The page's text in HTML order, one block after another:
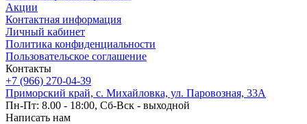
Акции
Контактная информация
Личный кабинет
Политика конфиденциальности
Пользовательское соглашение
Контакты
+7 (966) 270-04-39
Приморский край, с. Михайловка, ул. Паровозная, 33А
Пн-Пт: 8.00 - 18:00, Сб-Вск - выходной
Написать нам